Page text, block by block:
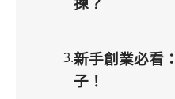
3.新手創業必看
子！